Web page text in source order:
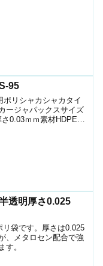
95
ポリシャカシャカタイ
ージャパックスサイズ
0.03ｍｍ素材HDPE色
透明厚さ0.025
リ袋です。厚さは0.025
、メタロセン配合で強
す。